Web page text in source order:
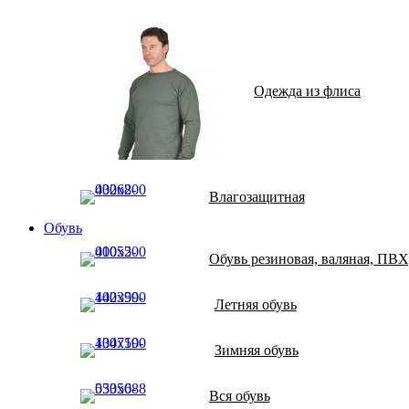
Одежда из флиса
Влагозащитная
Обувь
Обувь резиновая, валяная,
Летняя обувь
Зимняя обувь
Вся обувь